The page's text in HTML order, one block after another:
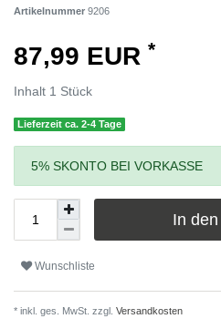
Artikelnummer 9206
87,99 EUR *
Inhalt 1 Stück
Lieferzeit ca. 2-4 Tage
5% SKONTO BEI VORKASSE
In
Wunschliste
* inkl. ges. MwSt. zzgl. Versandkosten